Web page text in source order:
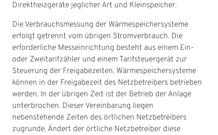
Direktheizgeräte jeglicher Art und Kleinspeicher.
Die Verbrauchsmessung der Wärmespeichersysteme
erfolgt getrennt vom übrigen Stromverbrauch. Die
erforderliche Messeinrichtung besteht aus einem Ein-
oder Zweitarifzähler und einem Tarifsteuergerät zur
Steuerung der Freigabezeiten. Wärmespeichersysteme
können in der Freigabezeit des Netzbetreibers betrieben
werden. In der übrigen Zeit ist der Betrieb der Anlage
unterbrochen. Dieser Vereinbarung liegen
nebenstehende Zeiten des örtlichen Netzbetreibers
zugrunde. Ändert der örtliche Netzbetreiber diese